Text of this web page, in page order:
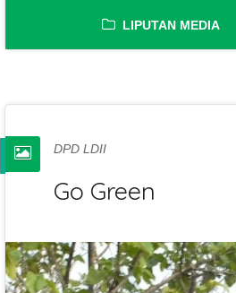
LIPUTAN MEDIA
DPD LDII
Go Green